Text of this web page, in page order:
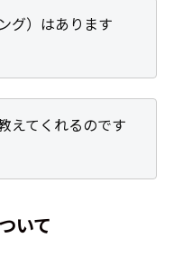
グ）はあります
えてくれるのです
いて